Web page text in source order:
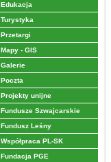
Edukacja
Turystyka
Przetargi
Mapy - GIS
Galerie
Poczta
Projekty unijne
Fundusze Szwajcarskie
Fundusz Leśny
Współpraca PL-SK
Fundacja PGE